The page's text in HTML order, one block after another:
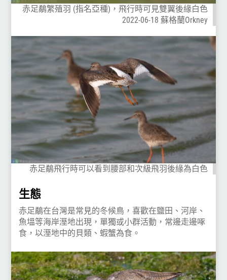
赤足鷸繁殖羽 (指名亞種)，飛行時可見雙翼後緣白色
2022-06-18 蘇格蘭Orkney
赤足鷸飛行時可以看到腰部和次級飛羽後緣為白色
生態
赤足鷸在台灣是常見的冬候鳥，喜歡在鹽田、河岸、
魚塭等海岸溼地出現，單獨或小群活動，常邊走邊啄
食，以溼地中的貝類、蝦蟹為食。